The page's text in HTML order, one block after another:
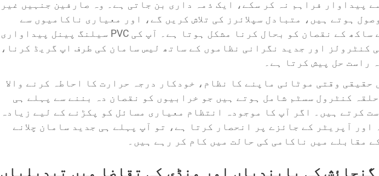
پیداوار فراہم نہ کر سکے، ایک ذمہ داری بن جاتی ہے۔ وہ صارفین جنہیں غیر
ہوتے ہیں، متبادل سپلائرز کی تلاش کریں گے، اور معیاری ناکامیوں سے
پیدا ہونے والے ساکھ کے نقصان کو بحال کرنا مشکل ہوتا ہے۔ آپ کی PVC سیلنگ پینل پیداواری
کنٹرولز اور جدید نگرانی نظاموں کے ساتھ لیس سامان کی طرف اپ گریڈ کرنا،
راست حل پیش کرتا ہے۔
حقیقی وقتی موٹائی ماپنے کا نظام، خودکار درجہ حرارت کا احاطہ کرنے والا
کنٹرول سسٹم شامل ہوتے ہیں جو خرابیوں کو نقصان دہ بننے سے پہلے ہی
کرتے ہیں۔ اگر آپ کا موجودہ انتظام معیاری مسائل کو پکڑنے کے لیے زیادہ
اور آپریٹر کے جائزے پر انحصار کرتا ہے، تو آپ پہلے ہی جدید سامان چلانے
مقابلے میں ناکامی کی حالت میں کام کر رہے ہیں۔
گنجائش کی پابندیاں اور منڈی کی تقاضا میں تبدیلیاں